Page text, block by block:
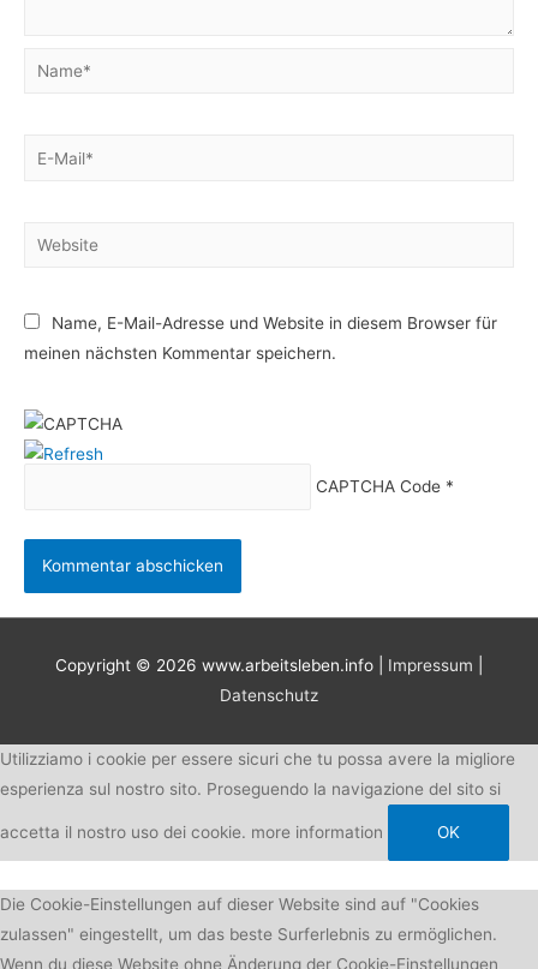
Name*
E-
Website
Name, E-Mail-Adresse und Website in diesem Browser für
meinen nächsten Kommentar speichern.
CAPTCHA Code*
Copyright © 2026 www.arbeitsleben.info Impressum
Datenschutz
Utilizziamo i cookie per essere sicuri che tu possa avere la migliore
esperienza sul nostro sito. Proseguendo la navigazione del sito si
accetta il nostro uso dei cookie. more information OK
Die Cookie-Einstellungen auf dieser Website sind auf "Cookies
zulassen" eingestellt, um das beste Surferlebnis zu ermöglichen.
Wenn du diese Website ohne Änderung der Cookie-Einstellungen